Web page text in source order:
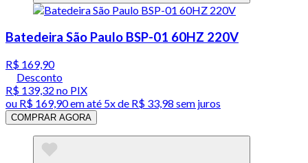
Batedeira São Paulo BSP-01 60HZ 220V
R$ 169,90
Desconto
R$ 139,32 no PIX
ou R$ 169,90em até 5x de R$ 33,98 sem juros
COMPRAR AGORA